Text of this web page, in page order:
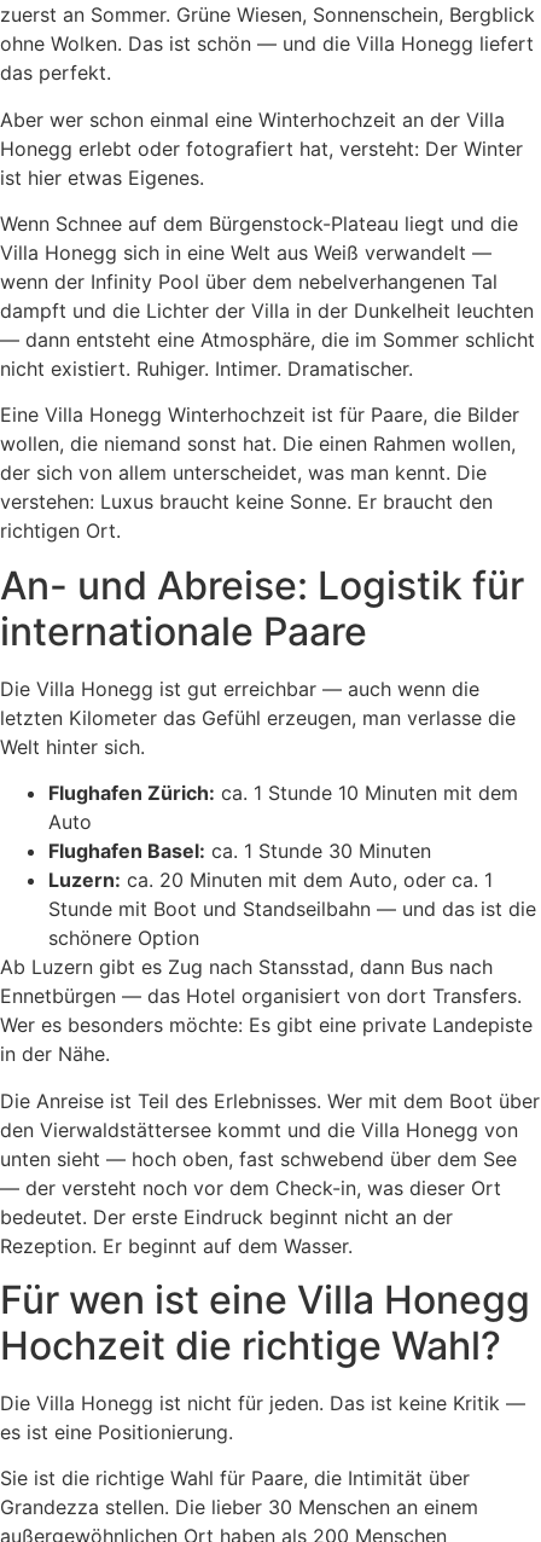
zuerst an Sommer. Grüne Wiesen, Sonnenschein, Bergblick
ohne Wolken. Das ist schön — und die Villa Honegg liefert
das perfekt.
Aber wer schon einmal eine Winterhochzeit an der Villa
Honegg erlebt oder fotografiert hat, versteht: Der Winter
ist hier etwas Eigenes.
Wenn Schnee auf dem Bürgenstock-Plateau liegt und die
Villa Honegg sich in eine Welt aus Weiß verwandelt —
wenn der Infinity Pool über dem nebelverhangenen Tal
dampft und die Lichter der Villa in der Dunkelheit leuchten
— dann entsteht eine Atmosphäre, die im Sommer schlicht
nicht existiert. Ruhiger. Intimer. Dramatischer.
Eine Villa Honegg Winterhochzeit ist für Paare, die Bilder
wollen, die niemand sonst hat. Die einen Rahmen wollen,
der sich von allem unterscheidet, was man kennt. Die
verstehen: Luxus braucht keine Sonne. Er braucht den
richtigen Ort.
An- und Abreise: Logistik für
internationale Paare
Die Villa Honegg ist gut erreichbar — auch wenn die
letzten Kilometer das Gefühl erzeugen, man verlasse die
Welt hinter sich.
Flughafen Zürich: ca. 1 Stunde 10 Minuten mit dem
Auto
Flughafen Basel: ca. 1 Stunde 30 Minuten
Luzern: ca. 20 Minuten mit dem Auto, oder ca. 1
Stunde mit Boot und Standseilbahn — und das ist die
schönere Option
Ab Luzern gibt es Zug nach Stansstad, dann Bus nach
Ennetbürgen — das Hotel organisiert von dort Transfers.
Wer es besonders möchte: Es gibt eine private Landepiste
in der Nähe.
Die Anreise ist Teil des Erlebnisses. Wer mit dem Boot über
den Vierwaldstättersee kommt und die Villa Honegg von
unten sieht — hoch oben, fast schwebend über dem See
— der versteht noch vor dem Check-in, was dieser Ort
bedeutet. Der erste Eindruck beginnt nicht an der
Rezeption. Er beginnt auf dem Wasser.
Für wen ist eine Villa Honegg
Hochzeit die richtige Wahl?
Die Villa Honegg ist nicht für jeden. Das ist keine Kritik —
es ist eine Positionierung.
Sie ist die richtige Wahl für Paare, die Intimität über
Grandezza stellen. Die lieber 30 Menschen an einem
außergewöhnlichen Ort haben als 200 Menschen